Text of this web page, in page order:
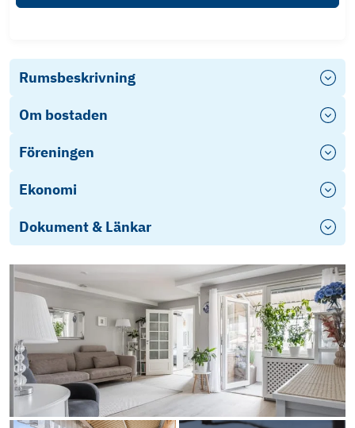
Rumsbeskrivning
Om bostaden
Föreningen
Ekonomi
Dokument & Länkar
Energideklaration
Därför måste mäklaren ställa frågor
Årsredovisning
Stadgar